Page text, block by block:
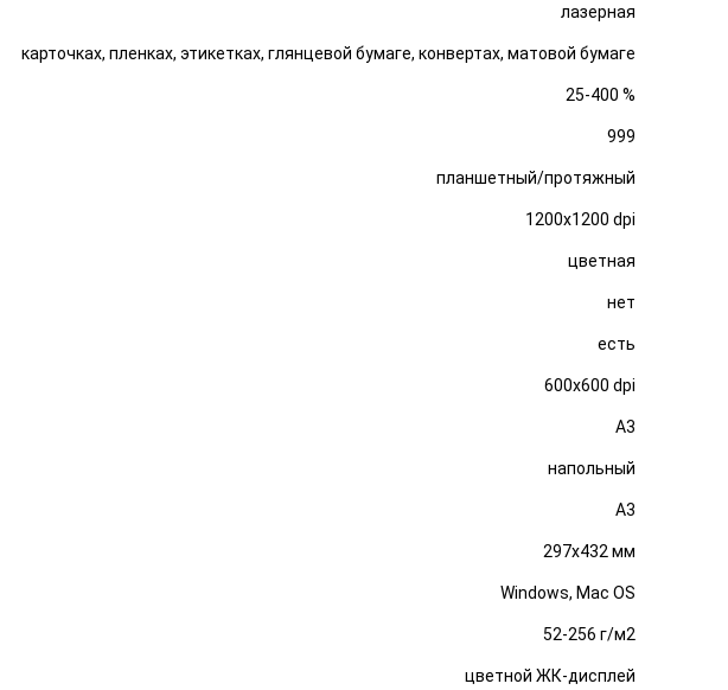
лазерная
карточках, пленках, этикетках, глянцевой бумаге, конвертах, матовой бумаге
25-400 %
999
планшетный/протяжный
1200x1200 dpi
цветная
нет
есть
600x600 dpi
A3
напольный
А3
297x432 мм
Windows, Mac OS
52-256 г/м2
цветной ЖК-дисплей